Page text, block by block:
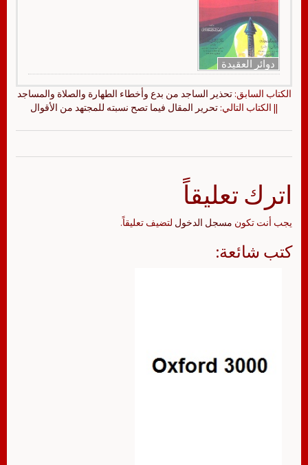
دوائر العقيدة
الكتاب السابق:تحذير الساجد من بدع وأخطاء الطهارة والصلاة والمساجد
|| الكتاب التالي: تحرير المقال فيما تصح نسبته للمجتهد من الأقوال
اترك تعليقاً
يجب أنت تكون مسجل الدخول لتضيف تعليقاً.
كتب شائعة: